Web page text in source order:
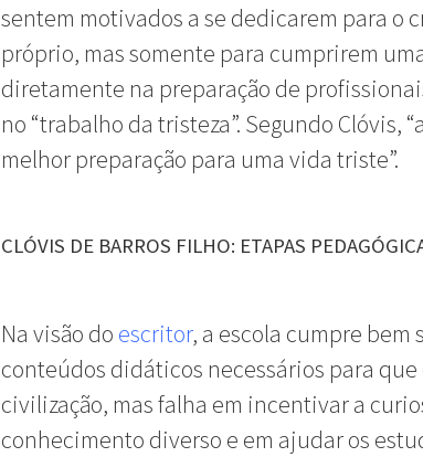
sentem motivados a se dedicarem para o
próprio, mas somente para cumprirem
diretamente na preparação de
no “trabalho da tristeza”. Segundo Clóvis,
melhor preparação para uma vida triste”.
CLÓVIS DE BARROS FILHO: ETAPAS
Na visão do escritor, a escola cumpre bem
conteúdos didáticos necessários para que
civilização, mas falha em incentivar a
conhecimento diverso e em ajudar os